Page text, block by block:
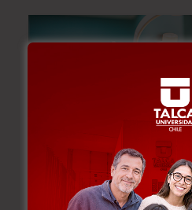
Especialidades